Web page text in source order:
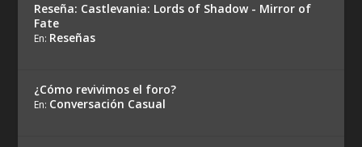
Reseña: Castlevania: Lords of Shadow - Mirror of
Fate
En: Reseñas
¿Cómo revivimos el foro?
En: Conversación Casual